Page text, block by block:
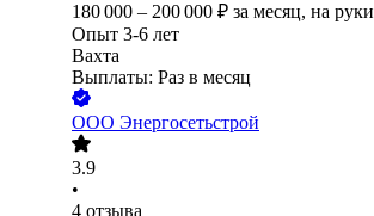
180 000 – 200 000 ₽ за месяц, на руки
Опыт 3-6 лет
Вахта
Выплаты: Раз в месяц
ООО Энергосетьстрой
3.9
•
4 отзыва